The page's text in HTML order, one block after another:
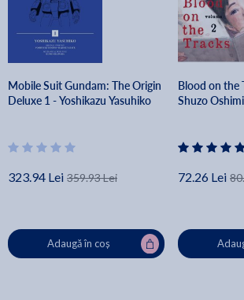
Mobile Suit Gundam: The Origin
Deluxe 1 - Yoshikazu Yasuhiko
323.94 Lei 359.93 Lei
Adaugă în coș
Blood on the
Shuzo Oshimi
72.26 Lei